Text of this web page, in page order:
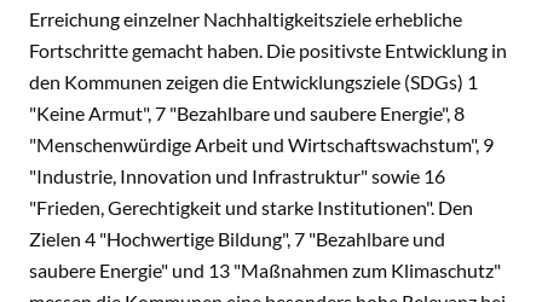
Erreichung einzelner Nachhaltigkeitsziele erhebliche
Fortschritte gemacht haben. Die positivste Entwicklung in
den Kommunen zeigen die Entwicklungsziele (SDGs) 1
"Keine Armut", 7 "Bezahlbare und saubere Energie", 8
"Menschenwürdige Arbeit und Wirtschaftswachstum", 9
"Industrie, Innovation und Infrastruktur" sowie 16
"Frieden, Gerechtigkeit und starke Institutionen". Den
Zielen 4 "Hochwertige Bildung", 7 "Bezahlbare und
saubere Energie" und 13 "Maßnahmen zum Klimaschutz"